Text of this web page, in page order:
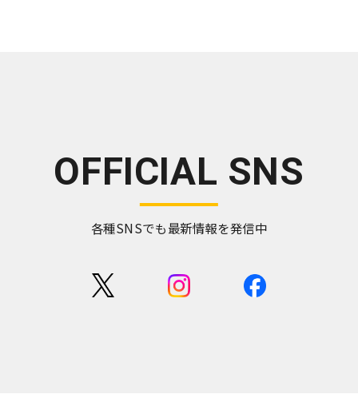
OFFICIAL SNS
各種SNSでも最新情報を発信中